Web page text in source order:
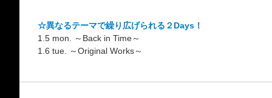
☆異なるテーマで繰り広げられる２Days！
1.5 mon. ～Back in Time～
1.6 tue. ～Original Works～